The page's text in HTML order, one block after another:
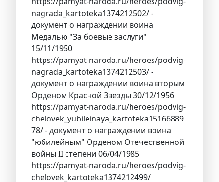
nagrada_kartoteka1374212502/ -
документ о награждении воина
Медалью "За боевые заслуги"
15/11/1950
https://pamyat-naroda.ru/heroes/podvig-
nagrada_kartoteka1374212503/ -
документ о награждении воина вторым
Орденом Красной Звезды 30/12/1956
https://pamyat-naroda.ru/heroes/podvig-
chelovek_yubileinaya_kartoteka15166889
78/ - документ о награждении воина
"юбилейным" Орденом Отечественной
войны II степени 06/04/1985
https://pamyat-naroda.ru/heroes/podvig-
chelovek_kartoteka1374212499/